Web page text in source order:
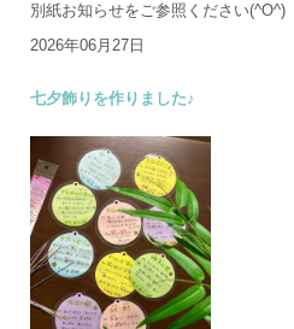
別紙お知らせをご参照ください(^O^)
2026年06月27日
七夕飾りを作りました♪